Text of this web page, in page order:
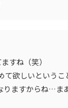
すね（笑）
て欲しいというこ
りますからね…ま